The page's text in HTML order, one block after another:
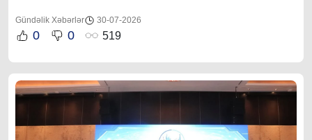
Gündəlik Xəbərlər 30-07-2026
0 0 519